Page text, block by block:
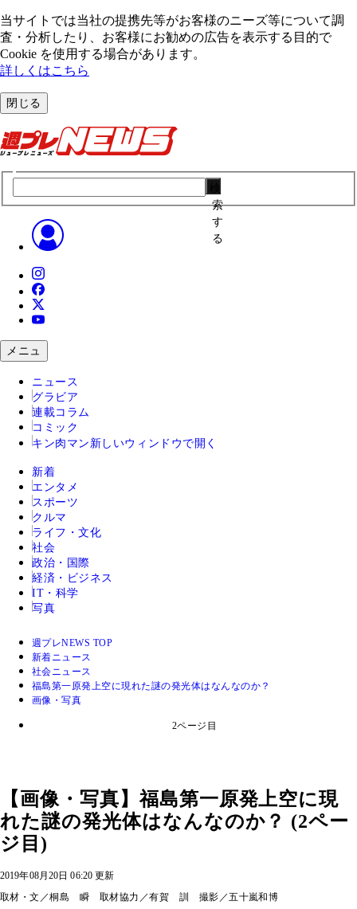
当サイトでは当社の提携先等がお客様のニーズ等について調
査・分析したり、お客様にお勧めの広告を表⽰する⽬的で
Cookie を使⽤する場合があります。
詳しくはこちら
閉じる
索
す
る
メニュ
ニュース
グラビア
連載コラム
コミック
キン肉マン 新しいウィンドウで開く
新着
エンタメ
スポーツ
クルマ
ライフ・文化
社会
政治・国際
経済・ビジネス
IT・科学
写真
週プレNEWS TOP
新着ニュース
社会ニュース
福島第一原発上空に現れた謎の発光体はなんなのか？
画像・写真
2ページ目
【画像・写真】福島第一原発上空に現
れた謎の発光体はなんなのか？ (2ペー
ジ目)
2019年08月20日 06:20 更新
取材・文／桐島 瞬 取材協力／有賀 訓 撮影／五十嵐和博